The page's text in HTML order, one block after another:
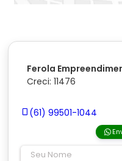
Ferola
Creci: 11476
(61) 99501-1044